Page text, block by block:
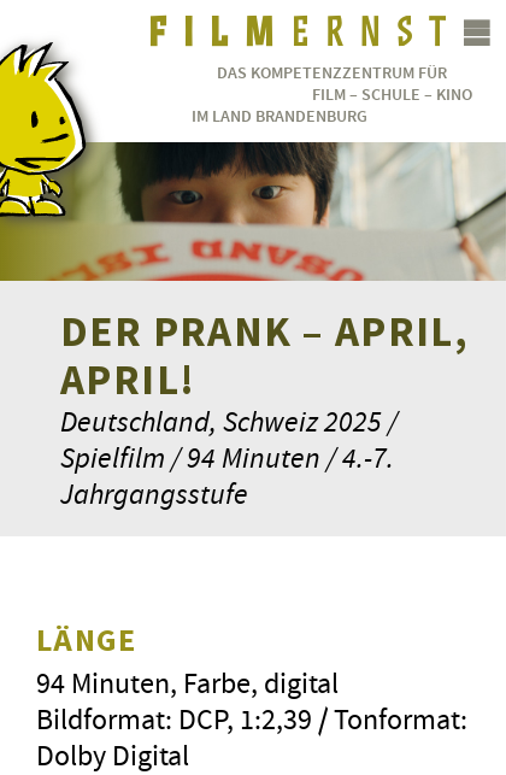
DAS KOMPETENZZENTRUM FÜR
FILM – SCHULE – KINO
IM LAND BRANDENBURG
DER PRANK – APRIL,
APRIL!
Deutschland, Schweiz 2025 /
Spielfilm / 94 Minuten / 4.-7.
Jahrgangsstufe
LÄNGE
94 Minuten, Farbe, digital
Bildformat: DCP, 1:2,39 / Tonformat:
Dolby Digital